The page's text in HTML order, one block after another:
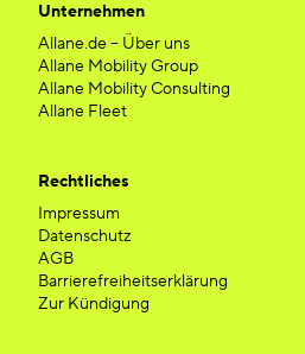
Unternehmen
Allane.de – Über uns
Allane Mobility Group
Allane Mobility Consulting
Allane Fleet
Rechtliches
Impressum
Datenschutz
AGB
Barrierefreiheitserklärung
Zur Kündigung